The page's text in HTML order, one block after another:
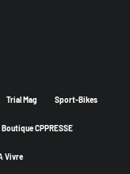
Trial Mag Sport-Bikes
Boutique CPPRESSE
Vivre